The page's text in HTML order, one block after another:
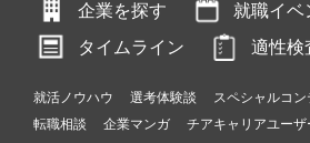
企業を探す
就職イベ
タイムライン
適性検
就活ノウハウ 選考体験談 スペシャルコン
転職相談
企業マンガ チアキャリアユーザ